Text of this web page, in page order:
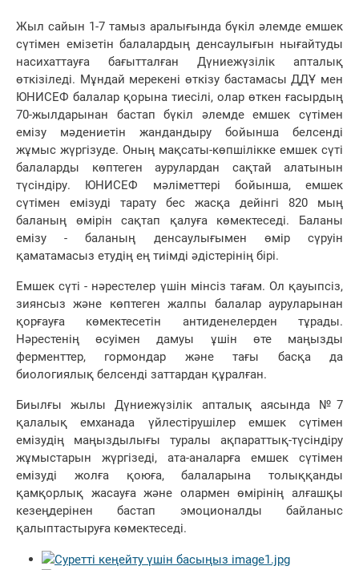
Жыл сайын 1-7 тамыз аралығында бүкіл әлемде емшек
сүтімен емізетін балалардың денсаулығын нығайтуды
насихаттауға бағытталған Дүниежүзілік апталық
өткізіледі. Мұндай мерекені өткізу бастамасы ДДҰ мен
ЮНИСЕФ балалар қорына тиесілі, олар өткен ғасырдың
70-жылдарынан бастап бүкіл әлемде емшек сүтімен
емізу мәдениетін жандандыру бойынша белсенді
жұмыс жүргізуде. Оның мақсаты-көпшілікке емшек сүті
балаларды көптеген аурулардан сақтай алатынын
түсіндіру. ЮНИСЕФ мәліметтері бойынша, емшек
сүтімен емізуді тарату бес жасқа дейінгі 820 мың
баланың өмірін сақтап қалуға көмектеседі. Баланы
емізу - баланың денсаулығымен өмір сүруін
қаматамасыз етудің ең тиімді әдістерінің бірі.
Емшек сүті - нәрестелер үшін мінсіз тағам. Ол қауыпсіз,
зиянсыз және көптеген жалпы балалар ауруларынан
қорғауға көмектесетін антиденелерден тұрады.
Нәрестенің өсуімен дамуы ұшін өте маңызды
ферменттер, гормондар және тағы басқа да
биологиялық белсенді заттардан құралған.
Биылғы жылы Дүниежүзілік апталық аясында №7
қалалық емханада үйлестірушілер емшек сүтімен
емізудің маңыздылығы туралы ақпараттық-түсіндіру
жұмыстарын жүргізеді, ата-аналарға емшек сүтімен
емізуді жолға қоюға, балаларына толыққанды
қамқорлық жасауға және олармен өмірінің алғашқы
кезеңдерінен бастап эмоционалды байланыс
қалыптастыруға көмектеседі.